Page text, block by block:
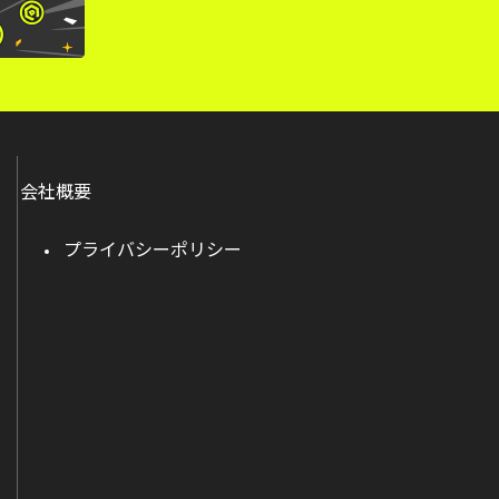
会社概要
プライバシーポリシー